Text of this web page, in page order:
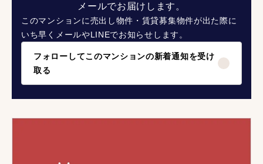
メールでお届けします。
このマンションに売出し物件・賃貸募集物件が出た際に
いち早くメールやLINEでお知らせします。
フォローしてこのマンションの新着通知を受け
取る